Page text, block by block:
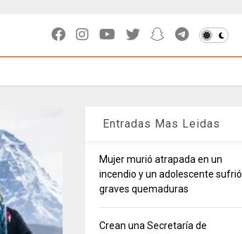
Entradas Mas Leidas
Mujer murió atrapada en un
incendio y un adolescente sufrió
graves quemaduras
Crean una Secretaría de